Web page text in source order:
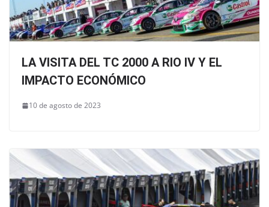
LA VISITA DEL TC 2000 A RIO IV Y EL
IMPACTO ECONÓMICO
10 de agosto de 2023